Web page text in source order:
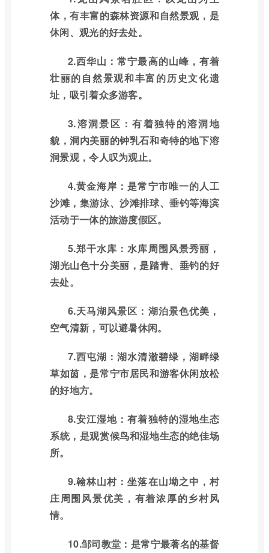
体，有丰富的森林资源和自然景观，是
休闲、观光的好去处。
2.西华山：常宁最高的山峰，有着
壮丽的自然景观和丰富的历史文化遗
址，吸引着众多游客。
3.溶洞景区：有着独特的溶洞地
貌，洞内美丽的钟乳石和奇特的地下溶
洞景观，令人叹为观止。
4.黄金海岸：是常宁市唯一的人工
沙滩，集游泳、沙滩排球、垂钓等海滨
活动于一体的旅游度假区。
5.郑干水库：水库周围风景秀丽，
湖光山色十分美丽，是踏青、垂钓的好
去处。
6.天马湖风景区：湖泊景色优美，
空气清新，可以避暑休闲。
7.西屯湖：湖水清澈碧绿，湖畔绿
草如茵，是常宁市居民和游客休闲放松
的好地方。
8.安江湿地：有着独特的湿地生态
系统，是观赏候鸟和湿地生态的绝佳场
所。
9.翰林山村：坐落在山坳之中，村
庄周围风景优美，有着浓厚的乡村风
情。
10.邹司教堂：是常宁最著名的基督